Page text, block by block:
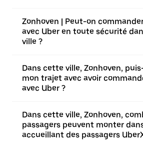
Zonhoven | Peut-on
avec Uber en toute sécurité
ville ?
Dans cette ville, Zonhoven,
mon trajet avec avoir
avec Uber ?
Dans cette ville, Zonhoven,
passagers peuvent monter
accueillant des passagers